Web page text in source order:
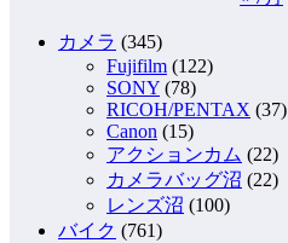
カメラ (345)
Fujifilm (122)
SONY (78)
RICOH/PENTAX (37)
Canon (15)
アクションカム (22)
カメラバッグ沼 (22)
レンズ沼 (100)
バイク (761)